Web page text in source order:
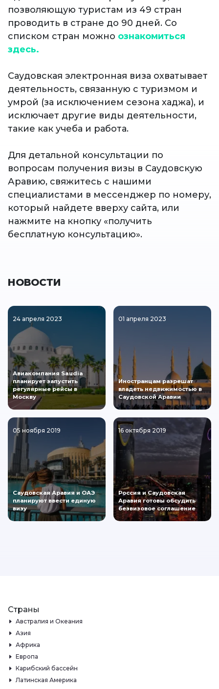
позволяющую туристам из 49 стран
проводить в стране до 90 дней. Со
списком стран можно ознакомиться
здесь.
Саудовская электронная виза охватывает
деятельность, связанную с туризмом и
умрой (за исключением сезона хаджа), и
исключает другие виды деятельности,
такие как учеба и работа.
Для детальной консультации по
вопросам получения визы в Саудовскую
Аравию, свяжитесь с нашими
специалистами в мессенджер по номеру,
который найдете вверху сайта, или
нажмите на кнопку «получить
бесплатную консультацию».
НОВОСТИ
24 апреля 2023
Авиакомпания Saudia
планирует запустить
регулярные рейсы в
Москву
01 апреля 2023
Иностранцам разрешат
владеть недвижимостью в
Саудовской Аравии
05 ноября 2019
Саудовская Аравия и ОАЭ
планируют ввести единую
визу
16 октября 2019
Россия и Саудовская
Аравия готовы обсудить
безвизовое соглашение
Страны
Австралия и Океания
Азия
Африка
Европа
Карибский бассейн
Латинская Америка